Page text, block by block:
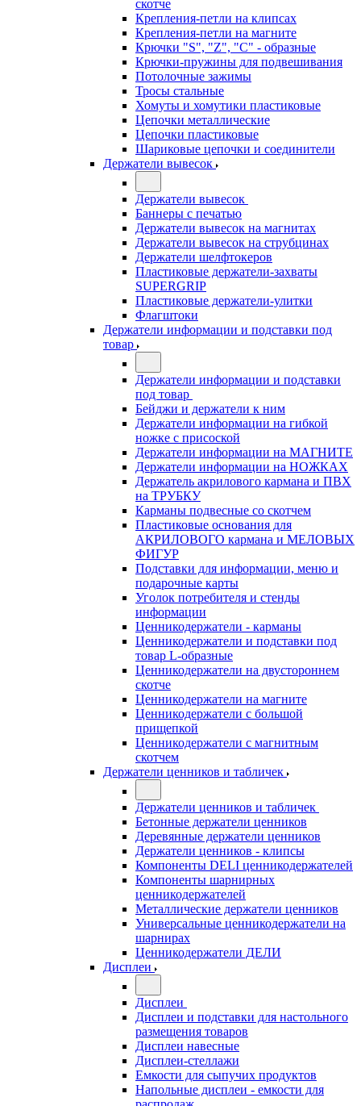
скотче
Крепления-петли на клипсах
Крепления-петли на магните
Крючки "S", "Z", "C" - образные
Крючки-пружины для подвешивания
Потолочные зажимы
Тросы стальные
Хомуты и хомутики пластиковые
Цепочки металлические
Цепочки пластиковые
Шариковые цепочки и соединители
Держатели вывесок
Держатели вывесок
Баннеры с печатью
Держатели вывесок на магнитах
Держатели вывесок на струбцинах
Держатели шелфтокеров
Пластиковые держатели-захваты
SUPERGRIP
Пластиковые держатели-улитки
Флагштоки
Держатели информации и подставки под
товар
Держатели информации и подставки
под товар
Бейджи и держатели к ним
Держатели информации на гибкой
ножке с присоской
Держатели информации на МАГНИТЕ
Держатели информации на НОЖКАХ
Держатель акрилового кармана и ПВХ
на ТРУБКУ
Карманы подвесные со скотчем
Пластиковые основания для
АКРИЛОВОГО кармана и МЕЛОВЫХ
ФИГУР
Подставки для информации, меню и
подарочные карты
Уголок потребителя и стенды
информации
Ценникодержатели - карманы
Ценникодержатели и подставки под
товар L-образные
Ценникодержатели на двустороннем
скотче
Ценникодержатели на магните
Ценникодержатели с большой
прищепкой
Ценникодержатели с магнитным
скотчем
Держатели ценников и табличек
Держатели ценников и табличек
Бетонные держатели ценников
Деревянные держатели ценников
Держатели ценников - клипсы
Компоненты DELI ценникодержателей
Компоненты шарнирных
ценникодержателей
Металлические держатели ценников
Универсальные ценникодержатели на
шарнирах
Ценникодержатели ДЕЛИ
Дисплеи
Дисплеи
Дисплеи и подставки для настольного
размещения товаров
Дисплеи навесные
Дисплеи-стеллажи
Емкости для сыпучих продуктов
Напольные дисплеи - емкости для